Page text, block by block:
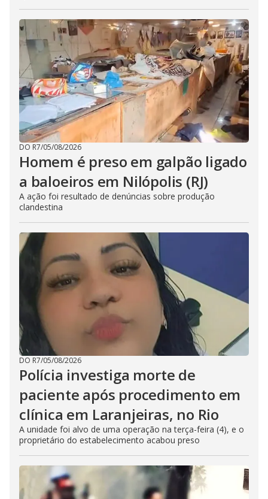
DO R7/05/08/2026
Homem é preso em galpão ligado
a baloeiros em Nilópolis (RJ)
A ação foi resultado de denúncias sobre produção
clandestina
DO R7/05/08/2026
Polícia investiga morte de
paciente após procedimento em
clínica em Laranjeiras, no Rio
A unidade foi alvo de uma operação na terça-feira (4), e o
proprietário do estabelecimento acabou preso